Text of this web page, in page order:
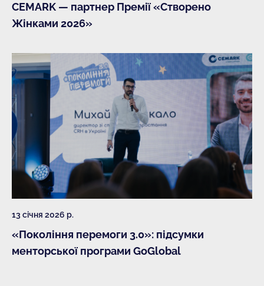
CEMARK — партнер Премії «Створено
Жінками 2026»
13 січня 2026 р.
«Покоління перемоги 3.0»: підсумки
менторської програми GoGlobal